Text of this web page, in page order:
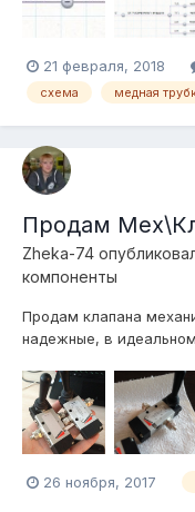
менее, сделал вы...
21 февраля, 2018
схема медная
Продам
Zheka-74
компоненты
Продам клапана
надежные, в
6\4 , скорость
отдам пару за 4 000
есть.
26 ноября, 2017